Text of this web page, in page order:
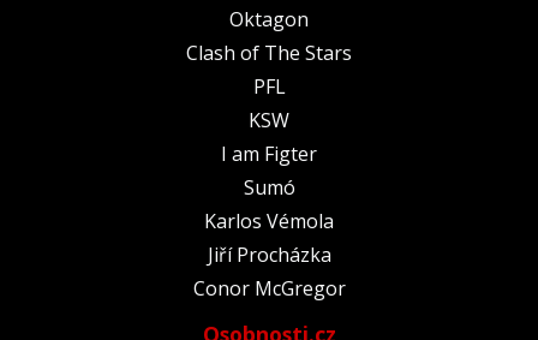
Oktagon
Clash of The Stars
PFL
KSW
I am Figter
Sumó
Karlos Vémola
Jiří Procházka
Conor McGregor
Osobnosti.cz